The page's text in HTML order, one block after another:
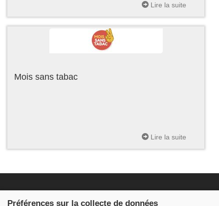
Lire la suite
Mois sans tabac
Lire la suite
Préférences sur la collecte de données